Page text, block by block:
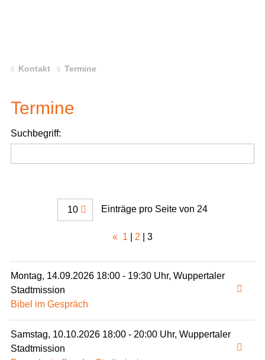
Kontakt Termine
Termine
Suchbegriff:
10 Einträge pro Seite von 24
« 1 2 3
Montag, 14.09.2026 18:00 - 19:30 Uhr, Wuppertaler
Stadtmission
Bibel im Gespräch
Samstag, 10.10.2026 18:00 - 20:00 Uhr, Wuppertaler
Stadtmission